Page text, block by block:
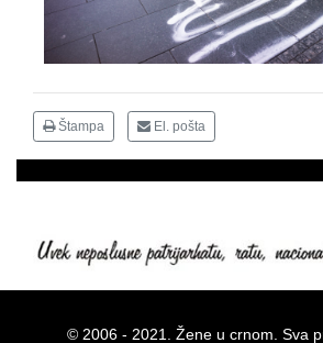
Štampa El. pošta
© 2006 - 2021. Žene u crnom. Sva